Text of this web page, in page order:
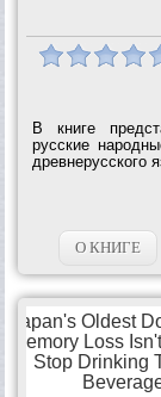
В книге
русские
древнерусского
О КНИГЕ